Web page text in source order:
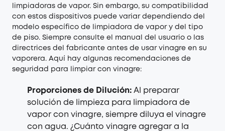
limpiadoras de vapor. Sin embargo, su compatibilidad
con estos dispositivos puede variar dependiendo del
modelo específico de limpiadora de vapor y del tipo
de piso. Siempre consulte el manual del usuario o las
directrices del fabricante antes de usar vinagre en su
vaporera. Aquí hay algunas recomendaciones de
seguridad para limpiar con vinagre:
Proporciones de Dilución: Al preparar
solución de limpieza para limpiadora de
vapor con vinagre, siempre diluya el vinagre
con agua. ¿Cuánto vinagre agregar a la